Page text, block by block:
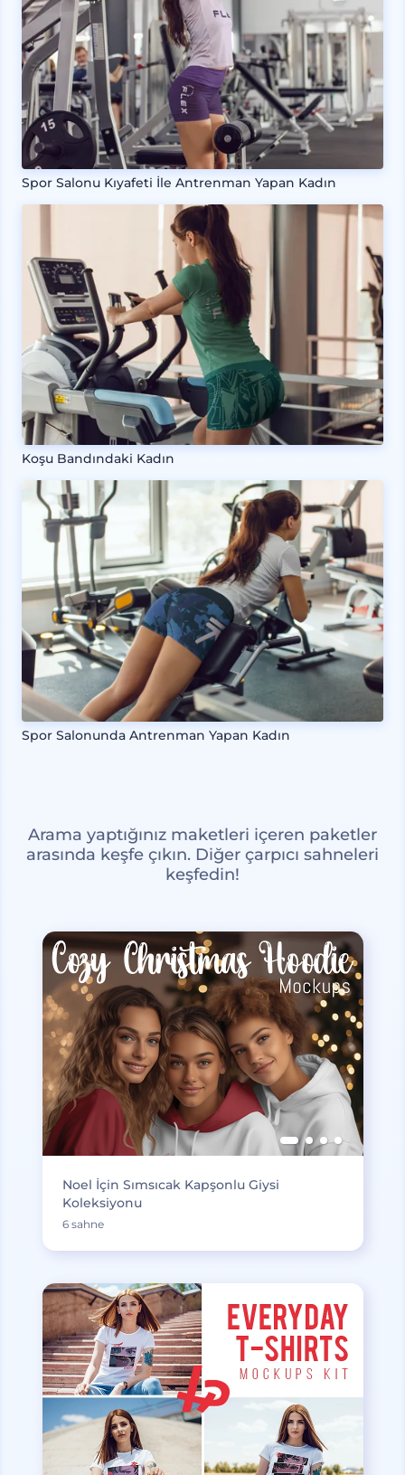
Spor Salonu Kıyafeti İle Antrenman Yapan Kadın
Koşu Bandındaki Kadın
Spor Salonunda Antrenman Yapan Kadın
Arama yaptığınız maketleri içeren paketler
arasında keşfe çıkın. Diğer çarpıcı sahneleri
keşfedin!
Noel İçin Sımsıcak Kapşonlu Giysi
Koleksiyonu
6 sahne